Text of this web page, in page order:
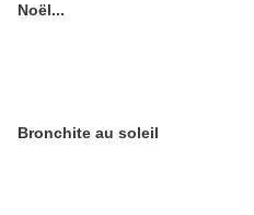
Noël...
Bronchite au soleil